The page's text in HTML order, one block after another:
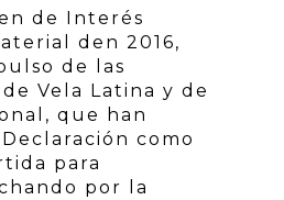
de Interés
den 2016,
de las
Vela Latina y de
que han
como
para
por la